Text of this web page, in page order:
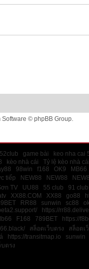
© phpBB Group.
game bài keo nha cai
kèo nhà cái Tỷ lệ kèo nhà cái
98win f168 OK9 MB66
tiếp NEW88 NEW88
TV UU88 55 club 91 club
XX88.COM XX88 go88
RR88 sunwin sc88
https://
F168 789BET https://
สล็อตเว็บตรง สล็อตเ
https://transitmap.io sunwin
บตรง